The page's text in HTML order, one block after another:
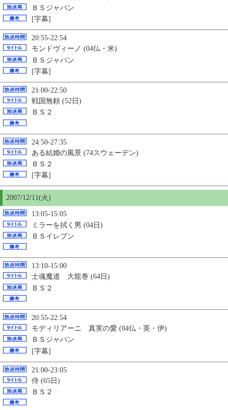
ＢＳジャパン
[字幕]
20:55-22:54
モンドヴィーノ (04仏・米)
ＢＳジャパン
[字幕]
21:00-22:50
戦国無頼 (52日)
ＢＳ２
24:50-27:35
ある結婚の風景 (74スウェーデン)
ＢＳ２
[字幕]
2007/12/11(火)
13:05-15:05
ミラーを拭く男 (04日)
ＢＳイレブン
13:10-15:00
士魂魔道 大龍巻 (64日)
ＢＳ２
20:55-22:54
モディリアーニ 真実の愛 (04仏・英・伊)
ＢＳジャパン
[字幕]
21:00-23:05
侍 (65日)
ＢＳ２